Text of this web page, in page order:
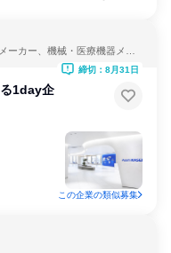
ーカー、機械・医療機器メー
る1day企
締切：8月31日
この企業の類似募集